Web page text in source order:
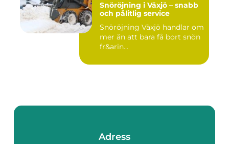
Snöröjning i Växjö – snabb
och pålitlig service
Snöröjning Växjö handlar om
mer än att bara få bort snön
fr&arin...
Adress